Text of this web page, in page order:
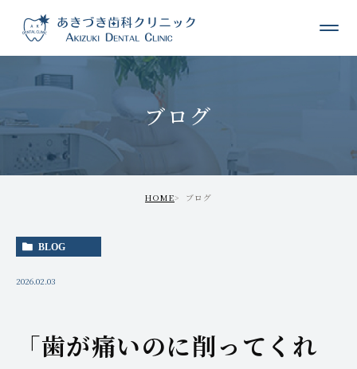
ブログ
HOME ブログ
BLOG
2026.02.03
「歯が痛いのに削ってくれ